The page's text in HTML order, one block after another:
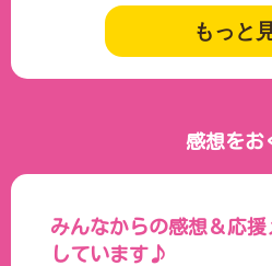
もっと
感想をお
みんなからの感想＆応
しています♪